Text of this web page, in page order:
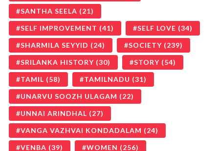
SANTHA SEELA (21)
SELF IMPROVEMENT (41) SELF LOVE (34)
SHARMILA SEYYID (24) SOCIETY (239)
SRILANKA HISTORY (30) STORY (54)
TAMIL (58) TAMILNADU (31)
UNARVU SOOZH ULAGAM (22)
UNNAI ARINDHAL (27)
VANGA VAZHVAI KONDADALAM (24)
VENBA (39) WOMEN (256)